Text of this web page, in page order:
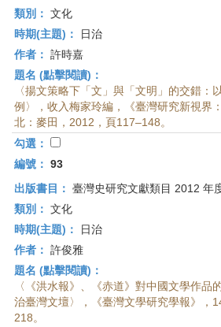
類別： 文化
時期(主題)：
日治
作者： 許時嘉
題名 (點擊閱讀)：
〈揚文策略下「文」與「文明」的交錯：
例〉，收入梅家玲編，《臺灣研究新視界
北：麥田，2012，頁117–148。
勾選：
編號： 93
出版書目： 臺灣史研究文獻類目 2012 年
類別： 文化
時期(主題)：
日治
作者： 許俊雅
題名 (點擊閱讀)：
〈《洪水報》、《赤道》對中國文學作品
治臺灣文壇〉，《臺灣文學研究學報》，
218。